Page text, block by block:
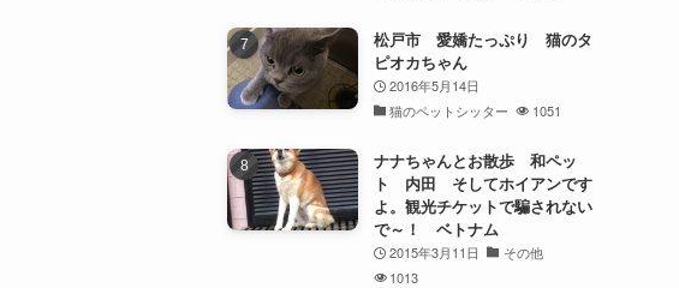
松戸市 愛嬌たっぷり 猫のタ
ピオカちゃん
2016年5月14日
猫のペットシッター
1051
ナナちゃんとお散歩 和ペッ
ト 内田 そしてホイアンです
よ。観光チケットで騙されない
で～！ ベトナム
2015年3月11日
その他
1013